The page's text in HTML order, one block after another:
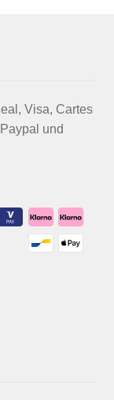
Visa, Cartes
und